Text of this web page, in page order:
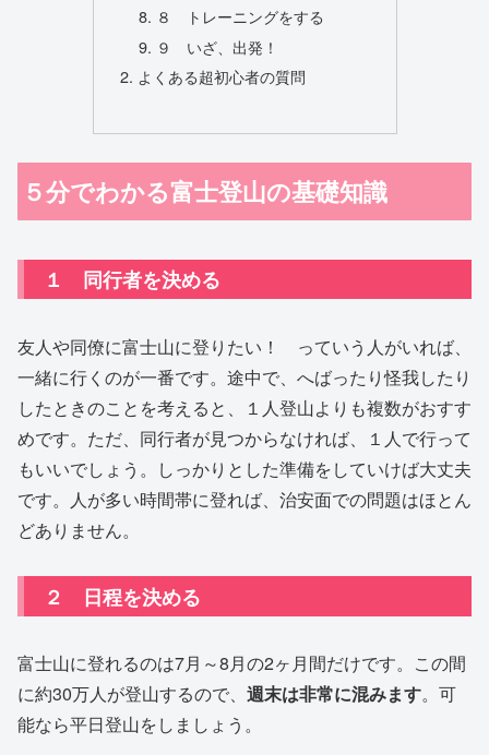
８ トレーニングをする
９ いざ、出発！
よくある超初心者の質問
５分でわかる富士登山の基礎知識
１ 同行者を決める
友人や同僚に富士山に登りたい！ っていう人がいれば、
一緒に行くのが一番です。途中で、へばったり怪我したり
したときのことを考えると、１人登山よりも複数がおすす
めです。ただ、同行者が見つからなければ、１人で行って
もいいでしょう。しっかりとした準備をしていけば大丈夫
です。人が多い時間帯に登れば、治安面での問題はほとん
どありません。
２ 日程を決める
富士山に登れるのは7月～8月の2ヶ月間だけです。この間
に約30万人が登山するので、 週末は非常に混みます。可
能なら平日登山をしましょう。